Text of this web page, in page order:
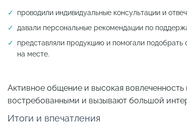
проводили индивидуальные консультации и
давали персональные рекомендации по
представляли продукцию и помогали
на месте.
Активное общение и высокая
востребованными и вызывают большой
Итоги и впечатления